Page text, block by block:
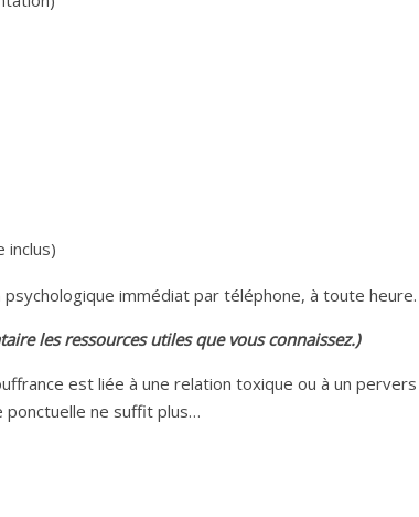
inclus)
immédiat par téléphone, à toute heure.
les ressources utiles que vous connaissez.)
est liée à une relation toxique ou à un pervers
ponctuelle ne suffit plus…